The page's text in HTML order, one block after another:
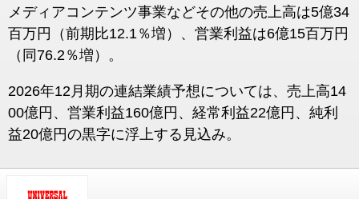
メディアコンテンツ事業などその他の売上高は5億34
百万円（前期比12.1％増）、営業利益は6億15百万円
（同76.2％増）。
2026年12月期の連結業績予想については、売上高14
00億円、営業利益160億円、経常利益22億円、純利
益20億円の黒字に浮上する見込み。